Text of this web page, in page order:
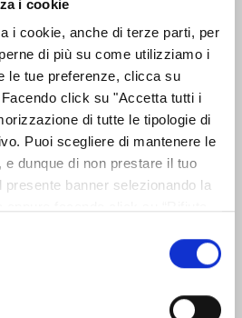
i cookie
i cookie, anche di terze parti, per
di più su come utilizziamo i
le tue preferenze, clicca su
click su "Accetta tutti i
di tutte le tipologie di
Puoi scegliere di mantenere le
dunque di non prestare il tuo
banner selezionando la
da quelli tecnici. Per maggiori
la nostra politica sui cookie
Ordinaria e
Soci del 15 aprile
dell’Assemblea
dei Soci del 15
Leggi
dell’estratto